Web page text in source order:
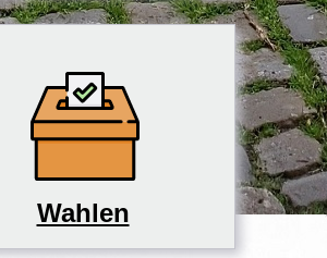
Wahlen